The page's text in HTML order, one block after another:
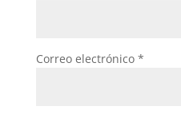
Correo electrónico *